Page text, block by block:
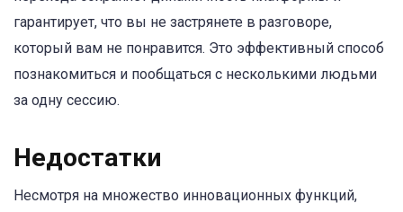
гарантирует, что вы не застрянете в разговоре,
который вам не понравится. Это эффективный способ
познакомиться и пообщаться с несколькими людьми
за одну сессию.
Недостатки
Несмотря на множество инновационных функций,